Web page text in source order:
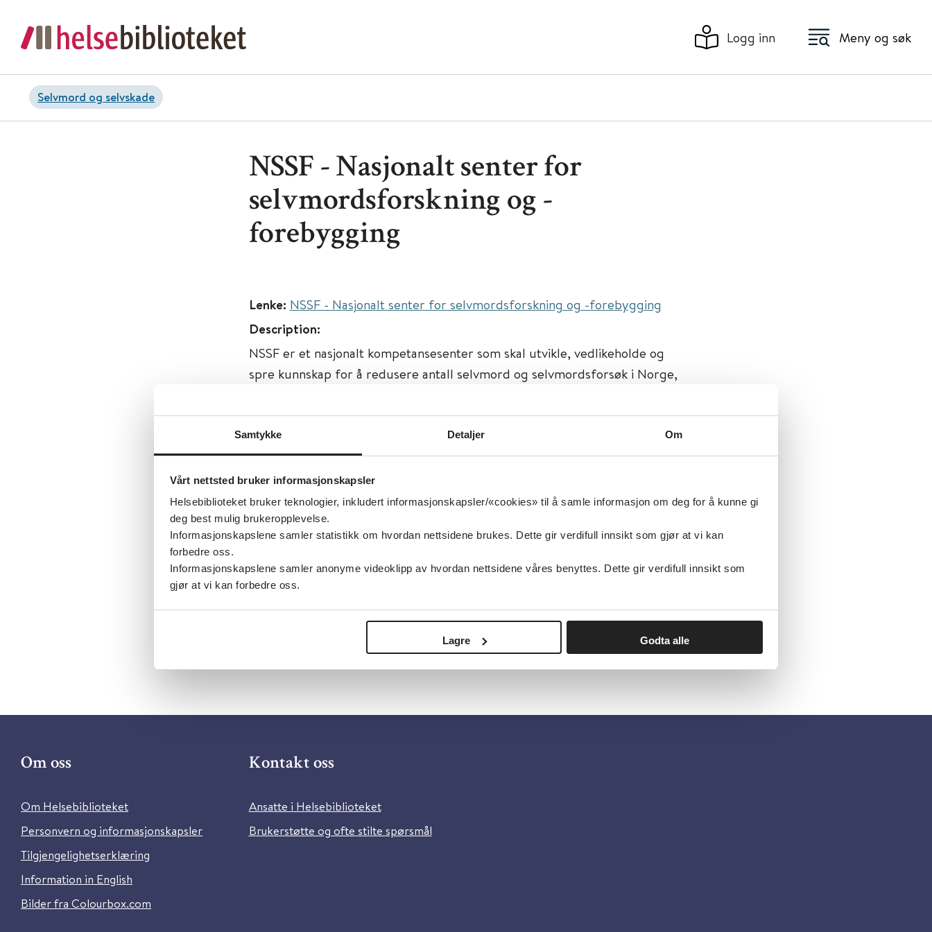
Samtykke Detaljer Om
Vårt nettsted bruker informasjonskapsler
Helsebiblioteket bruker teknologier, inkludert informasjonskapsler/«cookies» til å samle informasjon om deg for å kunne gi
deg best mulig brukeropplevelse.
Informasjonskapslene samler statistikk om hvordan nettsidene brukes. Dette gir verdifull innsikt som gjør at vi kan
forbedre oss.
Informasjonskapslene samler anonyme videoklipp av hvordan nettsidene våres benyttes. Dette gir verdifull innsikt som
gjør at vi kan forbedre oss.
Lagre Godta alle
Logg inn Meny og søk
Selvmord og selvskade
NSSF - Nasjonalt senter for
selvmordsforskning og -
forebygging
Lenke: NSSF - Nasjonalt senter for selvmordsforskning og -forebygging
Description:
NSSF er et nasjonalt kompetansesenter som skal utvikle, vedlikeholde og
spre kunnskap for å redusere antall selvmord og selvmordsforsøk i Norge,
selvmordsatferd.
Først publisert:14.09.2007
Sist faglig oppdatert:
Tema:Selvmord og selvskade
Emner:Selvmord og selvskade
Utgiver:Universitetet i Oslo (UiO)
Om oss
Om Helsebiblioteket
Personvern og informasjonskapsler
Tilgjengelighetserklæring
Information in English
Bilder fra Colourbox.com
Kontakt oss
Ansatte i Helsebiblioteket
Brukerstøtte og ofte stilte spørsmål